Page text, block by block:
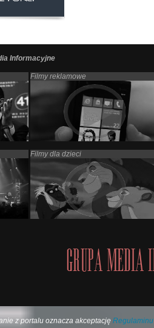
Informacyjne
Filmy reklamowe
Filmy dla dzieci
z portalu oznacza akceptację Regulaminu